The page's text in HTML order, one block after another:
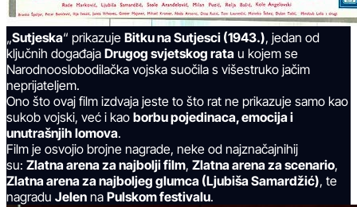
„Sutjeska“ prikazuje Bitku na Sutjesci (1943.), jedan od
ključnih događaja Drugog svjetskog rata u kojem se
Narodnooslobodilačka vojska suočila s višestruko jačim
neprijateljem.
Ono što ovaj film izdvaja jeste to što rat ne prikazuje samo kao
sukob vojski, već i kao borbu pojedinaca, emocija i
unutrašnjih lomova.
Film je osvojio brojne nagrade, neke od najznačajnihij
su: Zlatna arena za najbolji film, Zlatna arena za scenario,
Zlatna arena za najboljeg glumca (Ljubiša Samardžić), te
nagradu Jelen na Pulskom festivalu.